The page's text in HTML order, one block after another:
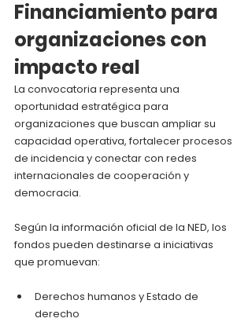
Financiamiento para
organizaciones con
impacto real
La convocatoria representa una
oportunidad estratégica para
organizaciones que buscan ampliar su
capacidad operativa, fortalecer procesos
de incidencia y conectar con redes
internacionales de cooperación y
democracia.
Según la información oficial de la NED, los
fondos pueden destinarse a iniciativas
que promuevan:
Derechos humanos y Estado de
derecho